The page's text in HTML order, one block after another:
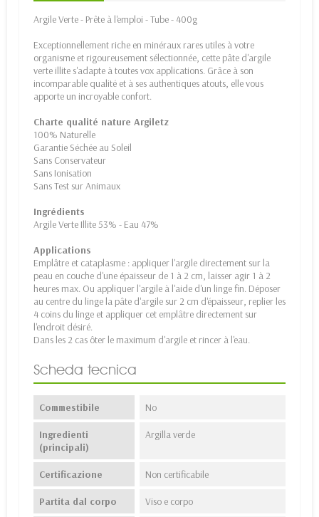
Argile Verte - Prête à l'emploi - Tube - 400g
Exceptionnellement riche en minéraux rares utiles à votre
organisme et rigoureusement sélectionnée, cette pâte d'argile
verte illite s'adapte à toutes vox applications. Grâce à son
incomparable qualité et à ses authentiques atouts, elle vous
apporte un incroyable confort.
Charte qualité nature Argiletz
100% Naturelle
Garantie Séchée au Soleil
Sans Conservateur
Sans Ionisation
Sans Test sur Animaux
Ingrédients
Argile Verte Illite 53% - Eau 47%
Applications
Emplâtre et cataplasme : appliquer l'argile directement sur la
peau en couche d'une épaisseur de 1 à 2 cm, laisser agir 1 à 2
heures max. Ou appliquer l'argile à l'aide d'un linge fin. Déposer
au centre du linge la pâte d'argile sur 2 cm d'épaisseur, replier les
4 coins du linge et appliquer cet emplâtre directement sur
l'endroit désiré.
Dans les 2 cas ôter le maximum d'argile et rincer à l'eau.
Scheda tecnica
Commestibile No
Ingredienti
(principali)
Argilla verde
Certificazione Non certificabile
Partita dal corpo Viso e corpo